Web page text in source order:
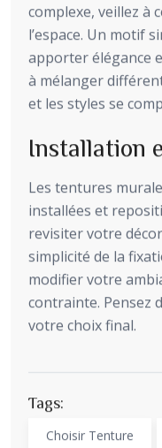
complexe, veillez à
l’espace. Un motif
apporter élégance
à mélanger
et les styles se
Installation
Les tentures
installées et
revisiter votre
simplicité de la
modifier votre
contrainte. Pensez
votre choix final.
Tags:
Choisir Tenture